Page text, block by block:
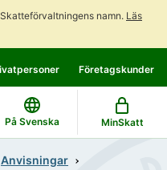
namn. Läs
Företagskunder
På Svenska MinSkatt
Anvisningar